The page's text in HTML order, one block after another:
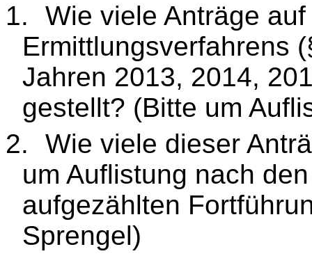
1.
Wie viele Anträge
Ermittlungsverfahrens
Jahren 2013, 2014,
gestellt? (Bitte um
2.
Wie viele dieser
um Auflistung nach
aufgezählten
Sprengel)